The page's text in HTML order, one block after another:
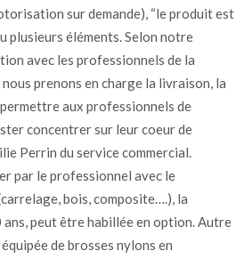
sur demande), “le produit est
plusieurs éléments. Selon notre
avec les professionnels de la
prenons en charge la livraison, la
aux professionnels de
concentrer sur leur coeur de
Perrin du service commercial.
par le professionnel avec le
bois, composite….), la
peut être habillée en option. Autre
de brosses nylons en